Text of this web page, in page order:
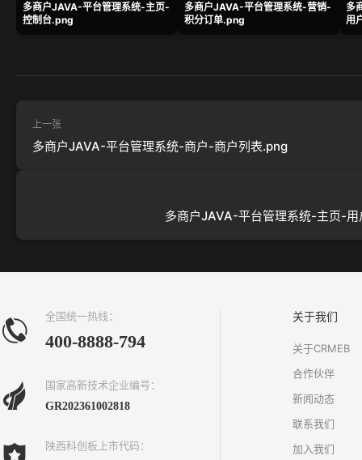
多商户JAVA-平台管理系统-主页-
控制台.png
多商户JAVA-平台管理系统-营销-
积分订单.png
多
用
上一张
多商户JAVA-平台管理系统-商户-商户列表.png
多商户JAVA-平台管理系统-主页-
全国统一热线：
400-8888-794
国家高新技术企业编号：
GR202361002818
陕西科创板上市代码：
关于我们
关于CRMEB
合作伙伴
新闻动态
联系我们
加入我们